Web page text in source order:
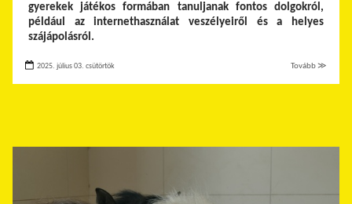
gyerekek játékos formában tanuljanak fontos dolgokról,
például az internethasználat veszélyeiről és a helyes
szájápolásról.
2025. július 03. csütörtök Tovább ≫